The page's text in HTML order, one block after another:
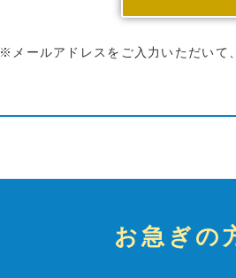
※メールアドレスをご入力いただいて
お急ぎの